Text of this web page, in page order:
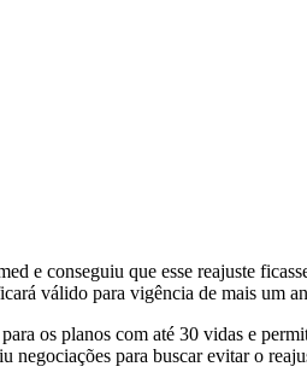
e conseguiu que esse reajuste
válido para vigência de mais um
os planos com até 30 vidas e
negociações para buscar evitar o